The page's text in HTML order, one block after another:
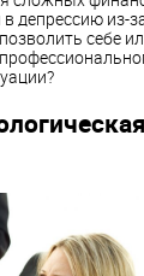
депрессию из-
себе